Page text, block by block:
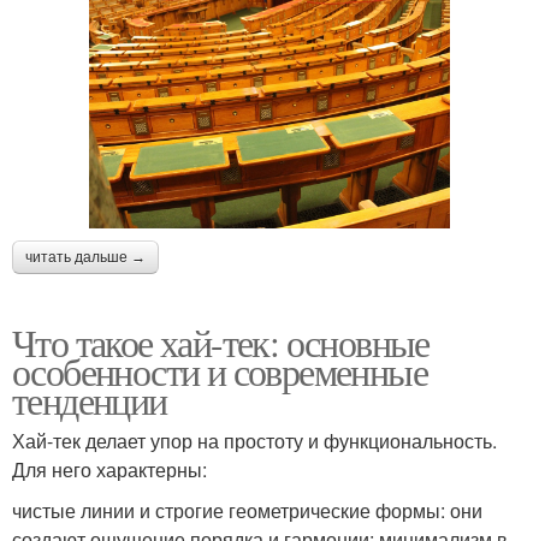
читать дальше →
Что такое хай-тек: основные
особенности и современные
тенденции
Хай-тек делает упор на простоту и функциональность.
Для него характерны:
чистые линии и строгие геометрические формы: они